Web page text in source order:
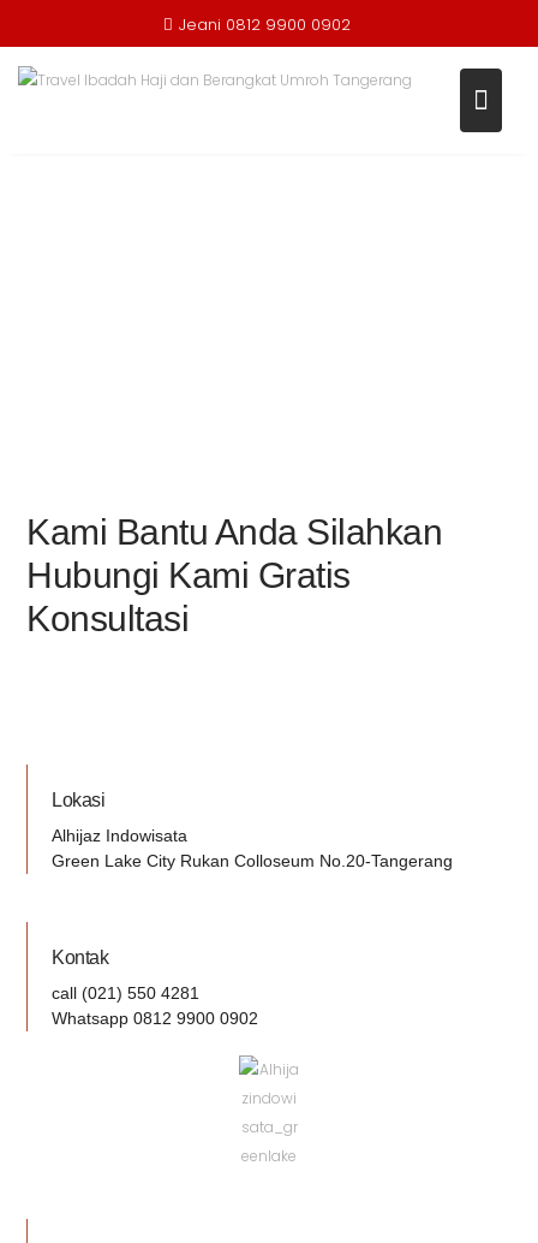
Jeani 0812 9900 0902
Kami Bantu Anda Silahkan
Hubungi Kami Gratis
Konsultasi
Lokasi
Alhijaz Indowisata
Green Lake City Rukan Colloseum No.20-Tangerang
Kontak
call (021) 550 4281
Whatsapp 0812 9900 0902